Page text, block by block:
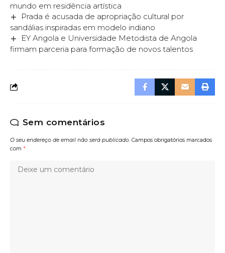
mundo em residência artística
Prada é acusada de apropriação cultural por
sandálias inspiradas em modelo indiano
EY Angola e Universidade Metodista de Angola
firmam parceria para formação de novos talentos
Sem comentários
O seu endereço de email não será publicado. Campos obrigatórios marcados
com *